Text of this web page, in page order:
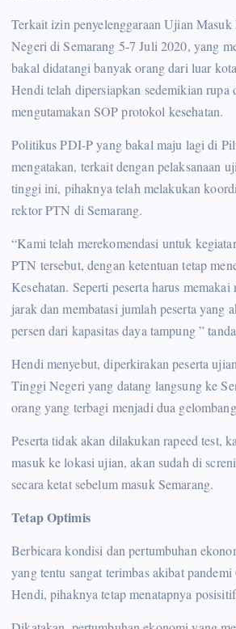
Terkait izin penyelenggaraan Ujian
Negeri di Semarang 5-7 Juli 2020, yang
bakal didatangi banyak orang dari luar
Hendi telah dipersiapkan sedemikian rupa
mengutamakan SOP protokol kesehatan.
Politikus PDI-P yang bakal maju lagi di
mengatakan, terkait dengan pelaksanaan
tinggi ini, pihaknya telah melakukan
rektor PTN di Semarang.
“Kami telah merekomendasi untuk
PTN tersebut, dengan ketentuan tetap
Kesehatan. Seperti peserta harus memakai
jarak dan membatasi jumlah peserta yang
persen dari kapasitas daya tampung ”
Hendi menyebut, diperkirakan peserta
Tinggi Negeri yang datang langsung ke
orang yang terbagi menjadi dua
Peserta tidak akan dilakukan rapeed test,
masuk ke lokasi ujian, akan sudah di
secara ketat sebelum masuk Semarang.
Tetap Optimis
Berbicara kondisi dan pertumbuhan
yang tentu sangat terimbas akibat
Hendi, pihaknya tetap menatapnya